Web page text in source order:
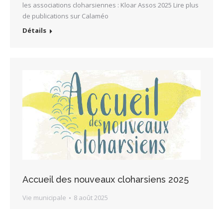
les associations cloharsiennes : Kloar Assos 2025 Lire plus
de publications sur Calaméo
Détails
Accueil des nouveaux cloharsiens 2025
Vie municipale
8 août 2025